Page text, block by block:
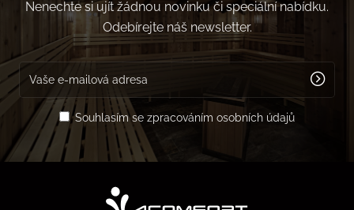
Nenechte si ujít žádnou novinku či speciální nabídku.
Odebírejte náš newsletter.
Souhlasím se zpracováním osobních údajů